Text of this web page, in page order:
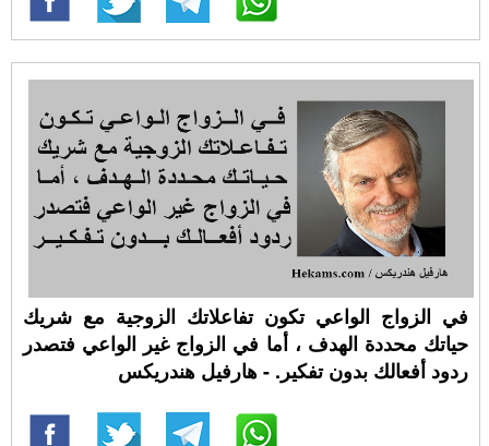
في الزواج الواعي تكون تفاعلاتك الزوجية مع شريك
حياتك محددة الهدف ، أما في الزواج غير الواعي فتصدر
ردود أفعالك بدون تفكير. - هارفيل هندريكس